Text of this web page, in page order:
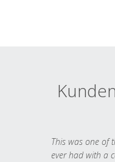
This was one of
ever had with a